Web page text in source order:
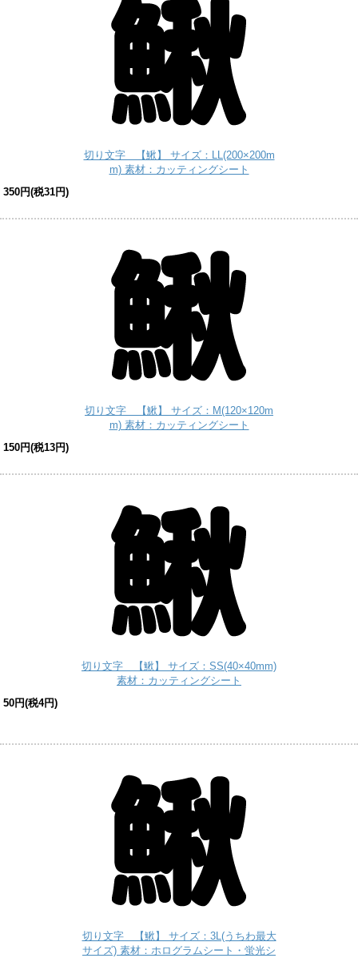
切り文字 【鰍】 サイズ：LL(200×200m
m) 素材：カッティングシート
350円(税31円)
切り文字 【鰍】 サイズ：M(120×120m
m) 素材：カッティングシート
150円(税13円)
切り文字 【鰍】 サイズ：SS(40×40mm)
素材：カッティングシート
50円(税4円)
切り文字 【鰍】 サイズ：3L(うちわ最大
サイズ) 素材：ホログラムシート・蛍光シ